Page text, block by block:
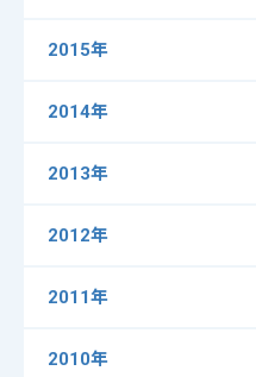
2015年
2014年
2013年
2012年
2011年
2010年